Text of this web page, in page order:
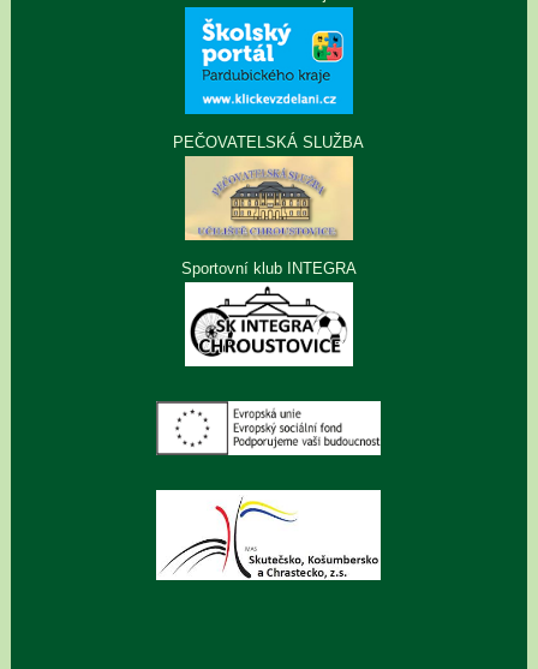
PEČOVATELSKÁ SLUŽBA
Sportovní klub INTEGRA